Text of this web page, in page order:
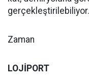
gerçekleştirilebiliyor.
Zaman
LOJİPORT